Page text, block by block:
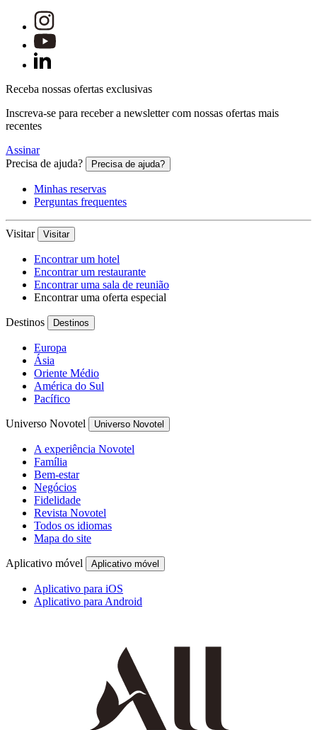
Receba nossas ofertas exclusivas
Inscreva-se para receber a newsletter com nossas ofertas mais
recentes
Assinar
Precisa de ajuda?
Precisa de ajuda?
Minhas reservas
Perguntas frequentes
Visitar Visitar
Encontrar um hotel
Encontrar um restaurante
Encontrar uma sala de reunião
Encontrar uma oferta especial
Destinos Destinos
Europa
Ásia
Oriente Médio
América do Sul
Pacífico
Universo Novotel Universo Novotel
A experiência Novotel
Família
Bem-estar
Negócios
Fidelidade
Revista Novotel
Todos os idiomas
Mapa do site
Aplicativo móvel Aplicativo móvel
Aplicativo para iOS
Aplicativo para Android